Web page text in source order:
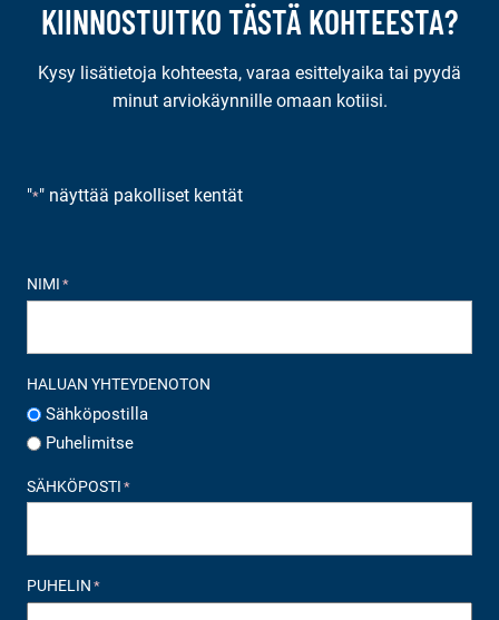
KIINNOSTUITKO TÄSTÄ KOHTEESTA?
Kysy lisätietoja kohteesta, varaa esittelyaika tai pyydä
minut arviokäynnille omaan kotiisi.
"*" näyttää pakolliset kentät
NIMI *
HALUAN YHTEYDENOTON
Sähköpostilla
Puhelimitse
SÄHKÖPOSTI *
PUHELIN *